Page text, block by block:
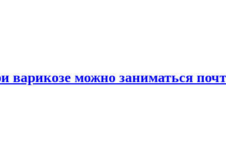
варикозе можно заниматься